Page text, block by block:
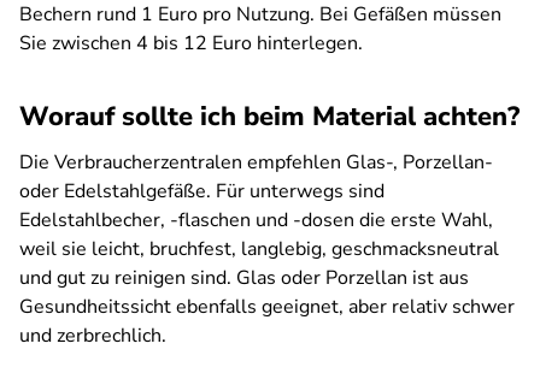
Bechern rund 1 Euro pro Nutzung. Bei Gefäßen müssen
Sie zwischen 4 bis 12 Euro hinterlegen.
Worauf sollte ich beim Material achten?
Die Verbraucherzentralen empfehlen Glas-, Porzellan-
oder Edelstahlgefäße. Für unterwegs sind
Edelstahlbecher, -flaschen und -dosen die erste Wahl,
weil sie leicht, bruchfest, langlebig, geschmacksneutral
und gut zu reinigen sind. Glas oder Porzellan ist aus
Gesundheitssicht ebenfalls geeignet, aber relativ schwer
und zerbrechlich.